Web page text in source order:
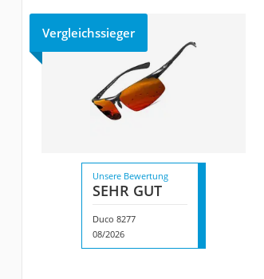
Vergleichssieger
Unsere Bewertung
SEHR GUT
Duco 8277
08/2026